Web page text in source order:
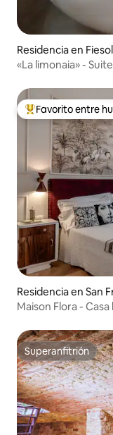
Residencia en
«La limonaia» -
De los mejores en
Favorito entre
Residencia en San
Maison Flora -
Superanfitrión
Superanfitrión